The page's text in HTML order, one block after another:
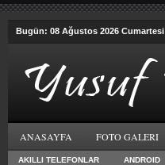
Bugün: 08 Ağustos 2026 Cumartesi
ANASAYFA FOTO GALERI
AKILLI TELEFONLAR ANDROID